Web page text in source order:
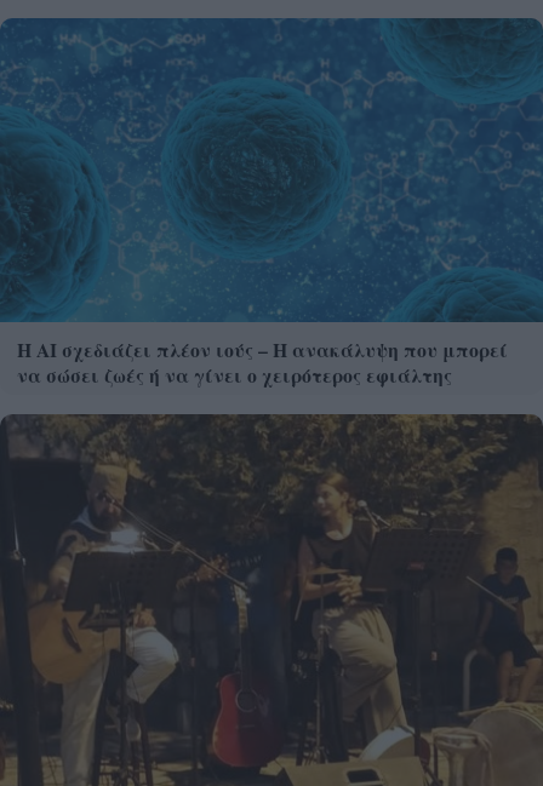
Η AI σχεδιάζει πλέον ιούς – Η ανακάλυψη που μπορεί
να σώσει ζωές ή να γίνει ο χειρότερος εφιάλτης